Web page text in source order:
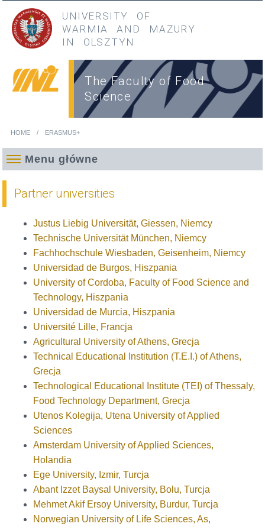
Skip to main content
Przejdź do menu głównego
UNIVERSITY OF
WARMIA
AND
MAZURY
IN OLSZTYN
The Faculty of Food
Science
HOME ERASMUS+
Menu główne
Partner universities
Justus Liebig Universität, Giessen, Niemcy
Technische Universität München, Niemcy
Fachhochschule Wiesbaden, Geisenheim, Niemcy
Universidad de Burgos, Hiszpania
University of Cordoba, Faculty of Food Science and
Technology, Hiszpania
Universidad de Murcia, Hiszpania
Université Lille, Francja
Agricultural University of Athens, Grecja
Technical Educational Institution (T.E.I.) of Athens,
Grecja
Technological Educational Institute (TEI) of Thessaly,
Food Technology Department, Grecja
Utenos Kolegija, Utena University of Applied
Sciences
Amsterdam University of Applied Sciences,
Holandia
Ege University, Izmir, Turcja
Abant Izzet Baysal University, Bolu, Turcja
Mehmet Akif Ersoy University, Burdur, Turcja
Norwegian University of Life Sciences, As,